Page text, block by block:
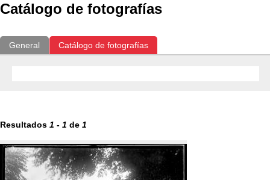
Catálogo de fotografías
General Catálogo de fotografías
Resultados 1 - 1 de 1